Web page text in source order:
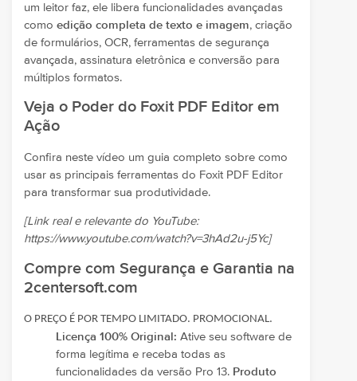
um leitor faz, ele libera funcionalidades avançadas
como edição completa de texto e imagem, criação
de formulários, OCR, ferramentas de segurança
avançada, assinatura eletrônica e conversão para
múltiplos formatos.
Veja o Poder do Foxit PDF Editor em
Ação
Confira neste vídeo um guia completo sobre como
usar as principais ferramentas do Foxit PDF Editor
para transformar sua produtividade.
[Link real e relevante do YouTube:
https://www.youtube.com/watch?v=3hAd2u-j5Yc]
Compre com Segurança e Garantia na
2centersoft.com
O PREÇO É POR TEMPO LIMITADO. PROMOCIONAL.
Licença 100% Original: Ative seu software de
forma legítima e receba todas as
funcionalidades da versão Pro 13. Produto